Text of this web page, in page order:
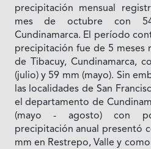
precipitación mensual
mes de octubre con
Cundinamarca. El período
precipitación fue de 5 meses
de Tibacuy, Cundinamarca,
(julio) y 59 mm (mayo). Sin
las localidades de San
el departamento de
(mayo - agosto) con
precipitación anual presentó
mm en Restrepo, Valle y